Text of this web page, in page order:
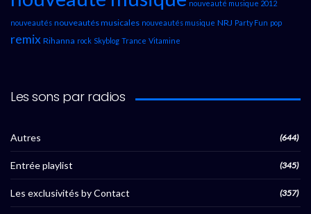
nouveauté musique 2012
nouveautés nouveautés musicales nouveautés musique NRJ Party Fun pop
remix Rihanna rock Skyblog Trance Vitamine
Les sons par radios
Autres (644)
Entrée playlist (345)
Les exclusivités by Contact (357)